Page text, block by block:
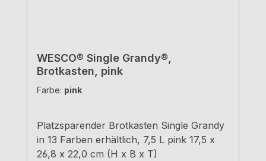
WESCO® Single Grandy®,
Brotkasten, pink
Farbe: pink
Platzsparender Brotkasten Single Grandy
in 13 Farben erhältlich, 7,5 L pink 17,5 x
26,8 x 22,0 cm (H x B x T)